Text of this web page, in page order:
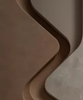
Standard
.33 299
379 .00 /m²
Premiumvinyl